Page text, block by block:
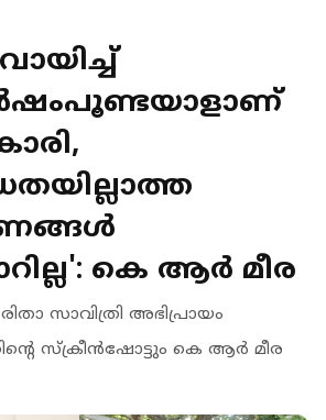
കെ ആർ മീര
സാവിത്രി അഭിപ്രായം
സ്‌ക്രീന്‍ഷോട്ടും കെ ആര്‍ മീര